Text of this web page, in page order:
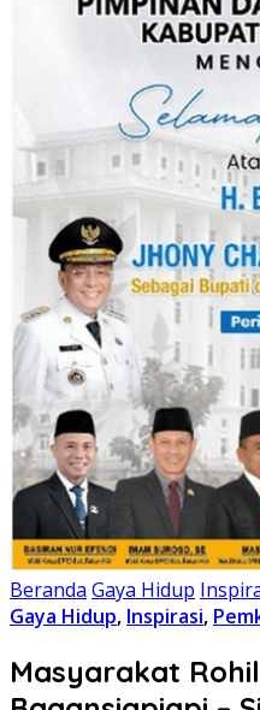
Beranda Gaya Hidup
Gaya Hidup, Inspirasi,
Masyarakat